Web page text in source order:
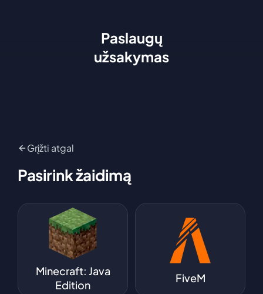
Paslaugų
užsakymas
Grįžti atgal
Pasirink žaidimą
Minecraft: Java
Edition
FiveM